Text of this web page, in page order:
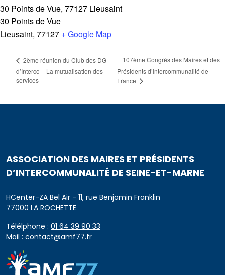
30 Points de Vue, 77127 Lieusaint
30 Points de Vue
Lieusaint, 77127 + Google Map
2ème réunion du Club des DG
d’Interco – La mutualisation des
services
107ème Congrès des Maires et des
Présidents d’Intercommunalité de
France
ASSOCIATION DES MAIRES ET PRÉSIDENTS
D’INTERCOMMUNALITÉ DE SEINE-ET-MARNE
HCenter-ZA Bel Air - 11, rue Benjamin Franklin
77000 LA ROCHETTE
Télélphone : 01 64 39 90 33
Mail : contact@amf77.fr